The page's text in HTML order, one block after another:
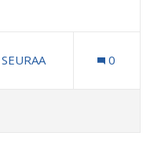
Ekologisuus
2 SEURAAJAA
SEURAA 0